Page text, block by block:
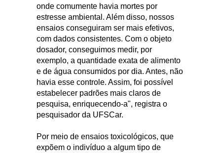
onde comumente havia mortes por
estresse ambiental. Além disso, nossos
ensaios conseguiram ser mais efetivos,
com dados consistentes. Com o objeto
dosador, conseguimos medir, por
exemplo, a quantidade exata de alimento
e de água consumidos por dia. Antes, não
havia esse controle. Assim, foi possível
estabelecer padrões mais claros de
pesquisa, enriquecendo-a", registra o
pesquisador da UFSCar.
Por meio de ensaios toxicológicos, que
expõem o indivíduo a algum tipo de